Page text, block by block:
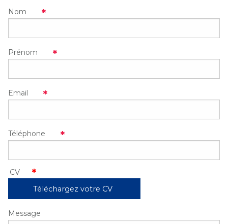
Nom
Prénom
Email
Téléphone
Téléchargez votre CV
Message